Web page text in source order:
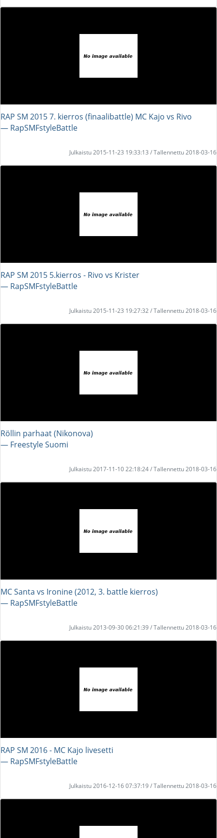
RAP SM 2015 7. kierros (finaalibattle) MC Kajo vs Rivo
― RapSMFstyleBattle
Julkaistu 2015-11-23 19:33:13 / Tallennettu 2018-03-16
RAP SM 2015 5.kierros - Rivo vs Krister
― RapSMFstyleBattle
Julkaistu 2015-11-23 19:27:32 / Tallennettu 2018-03-16
Röllin parhaat (Nikonova)
― Freestyle Suomi
Julkaistu 2017-11-10 22:18:24 / Tallennettu 2018-03-16
MC Santa vs Ironine (2012, 3. battle kierros)
― RapSMFstyleBattle
Julkaistu 2013-09-30 06:21:39 / Tallennettu 2018-03-16
RAP SM 2016 - MC Kajo livesetti
― RapSMFstyleBattle
Julkaistu 2016-12-16 07:37:19 / Tallennettu 2018-03-16